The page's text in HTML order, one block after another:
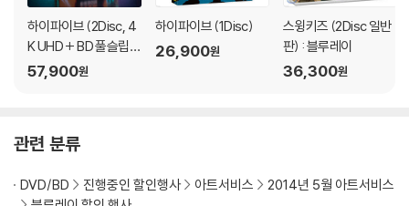
2) 사양 오인지, 오 구매, 변심 사유로의 반품은 제품 개봉 전에만 운임비
부담 후 처리 가능합니다.
3) 스틸북 한정판, 초회 한정판의 경우 제작 수량이 한정되어 있고, 택배
이동 과정에서의 손상이 발생하면, 재 판매가 어려우므로 신중한 구매 선
진행이 가능합니다. 택배 이동 중 파손이 발생하지 않도록 완충 포장을 부
하이파이브 (2Disc, 4
K UHD + BD 풀슬립
한정판) : 블루레이
57,900원
하이파이브 (1Disc)
26,900원
스윙키즈 (2Disc 일반
판) : 블루레이
36,300원
관련 분류
DVD/BD 진행중인 할인행사 아트서비스
2014년 5월 아트서비스